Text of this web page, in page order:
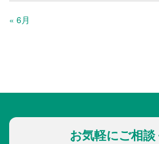
« 6月
お気軽にご相